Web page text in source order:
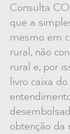
Consulta
que a
mesmo em
rural, não
rural e, por
livro caixa
obtenção da